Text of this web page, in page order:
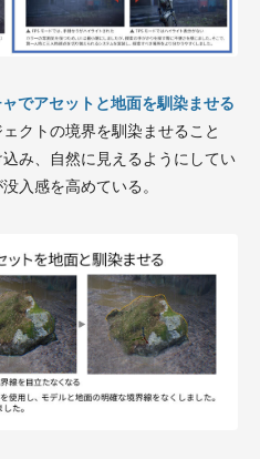
でアセットと地面を馴染ませる
クトの境界を馴染ませること
み、自然に見えるようにしてい
入感を高めている。